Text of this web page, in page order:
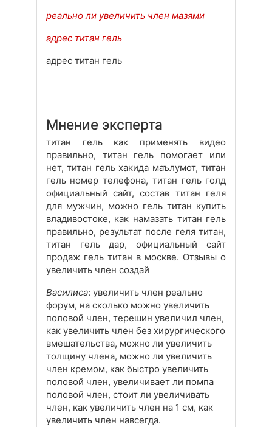
реально ли увеличить член мазями
адрес титан гель
адрес титан гель
Мнение эксперта
титан гель как применять видео
правильно, титан гель помогает или
нет, титан гель хакида маълумот, титан
гель номер телефона, титан гель голд
официальный сайт, состав титан геля
для мужчин, можно гель титан купить
владивостоке, как намазать титан гель
правильно, результат после геля титан,
титан гель дар, официальный сайт
продаж гель титан в москве. Отзывы о
увеличить член создай
Василиса: увеличить член реально
форум, на сколько можно увеличить
половой член, терешин увеличил член,
как увеличить член без хирургического
вмешательства, можно ли увеличить
толщину члена, можно ли увеличить
член кремом, как быстро увеличить
половой член, увеличивает ли помпа
половой член, стоит ли увеличивать
член, как увеличить член на 1 см, как
увеличить член навсегда.